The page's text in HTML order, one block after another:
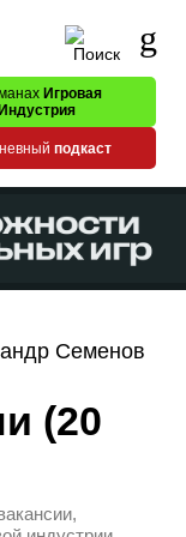
Игровая
Индустрия
подкаст
Семенов
(20
,